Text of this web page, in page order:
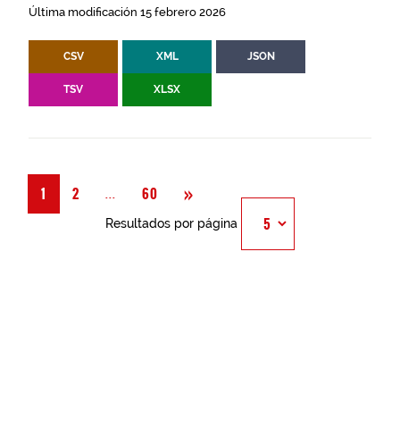
Última modificación 15 febrero 2026
CSV XML JSON
TSV XLSX
1 2 Página
... 60 » Siguiente
Resultados por página